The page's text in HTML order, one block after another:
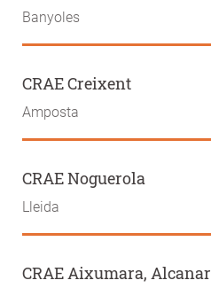
Banyoles
CRAE Creixent
Amposta
CRAE Noguerola
Lleida
CRAE Aixumara, Alcanar